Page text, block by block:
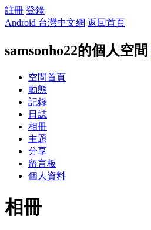
註冊 登錄
Android 台灣中文網 返回首頁
samsonho22的個人空間
空間首頁
動態
記錄
日誌
相冊
主題
分享
留言板
個人資料
相冊